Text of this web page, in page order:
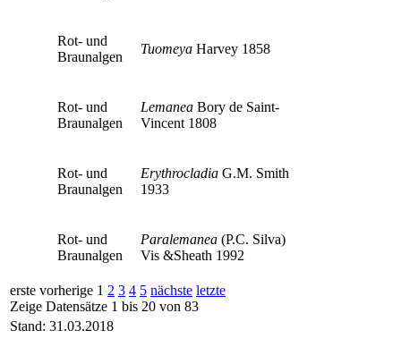
Rot- und
Braunalgen
Tuomeya Harvey 1858
Rot- und
Braunalgen
Lemanea Bory de Saint-
Vincent 1808
Rot- und
Braunalgen
Erythrocladia G.M. Smith
1933
Rot- und
Braunalgen
Paralemanea (P.C. Silva)
Vis &Sheath 1992
erste vorherige 1 2 3 4 5 nächste letzte
Zeige Datensätze 1 bis 20 von 83
Stand: 31.03.2018